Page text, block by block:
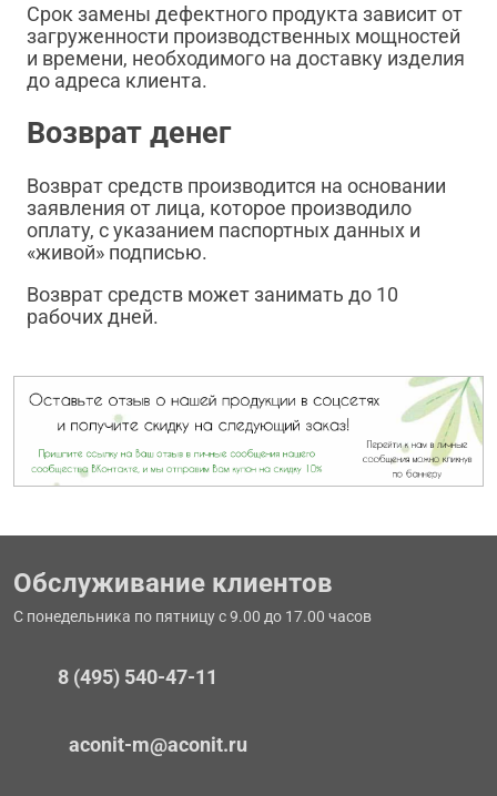
Срок замены дефектного продукта зависит от
загруженности производственных мощностей
и времени, необходимого на доставку изделия
до адреса клиента.
Возврат денег
Возврат средств производится на основании
заявления от лица, которое производило
оплату, с указанием паспортных данных и
«живой» подписью.
Возврат средств может занимать до 10
рабочих дней.
Обслуживание клиентов
С понедельника по пятницу с 9.00 до 17.00 часов
8 (495) 540-47-11
aconit-m@aconit.ru